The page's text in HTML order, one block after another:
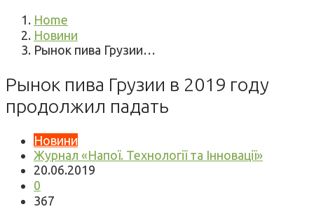
Home
Новини
Рынок пива Грузии…
Рынок пива Грузии в 2019 году
продолжил падать
Новини
Журнал «Напої. Технології та Інновації»
20.06.2019
0
367